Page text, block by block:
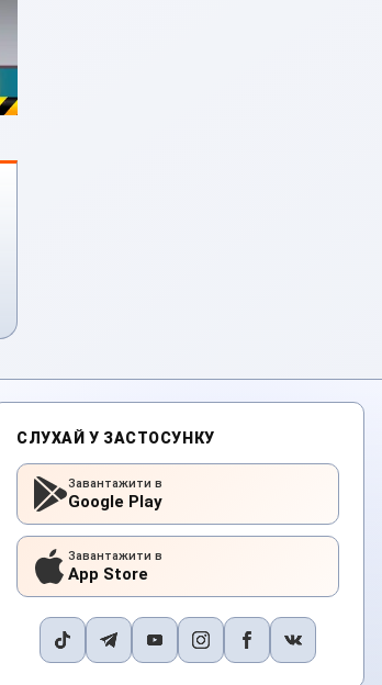
СЛУХАЙ У ЗАСТОСУНКУ
Завантажити в
Google Play
Завантажити в
App Store